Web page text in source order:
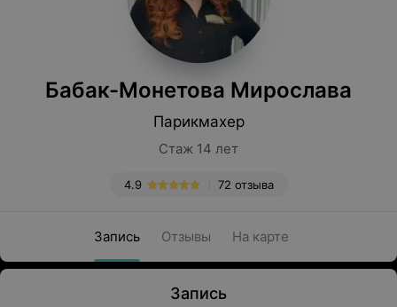
Бабак-Монетова Мирослава
Парикмахер
Стаж 14 лет
72 отзыва
4.9
Запись Отзывы На карте
Запись